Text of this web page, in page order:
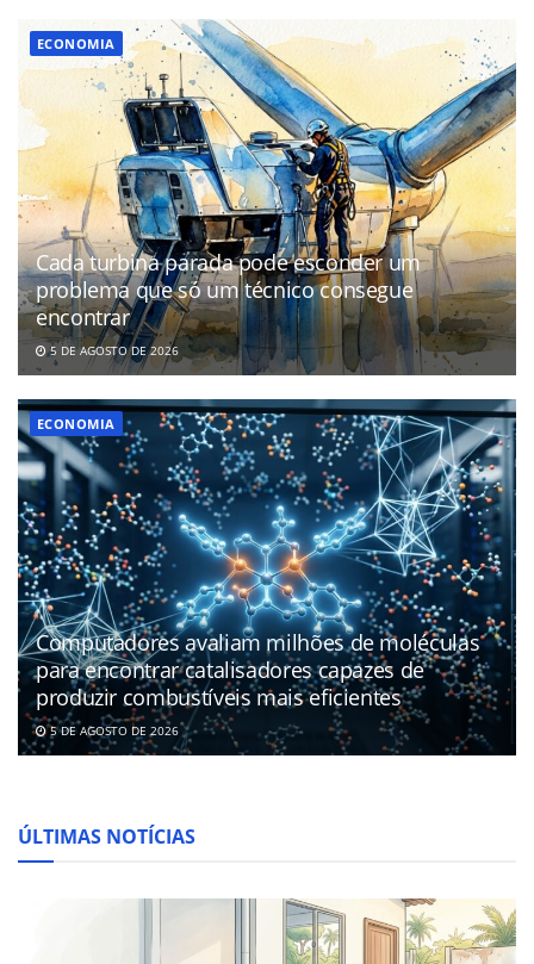
ECONOMIA
Cada turbina parada pode esconder um
problema que só um técnico consegue
encontrar
5 DE AGOSTO DE 2026
ECONOMIA
Computadores avaliam milhões de moléculas
para encontrar catalisadores capazes de
produzir combustíveis mais eficientes
5 DE AGOSTO DE 2026
ÚLTIMAS NOTÍCIAS